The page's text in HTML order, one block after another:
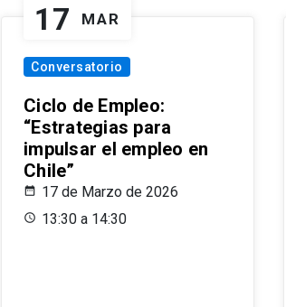
17 MAR
Conversatorio
Ciclo de Empleo:
“Estrategias para
impulsar el empleo en
Chile”
17 de Marzo de 2026
13:30 a 14:30